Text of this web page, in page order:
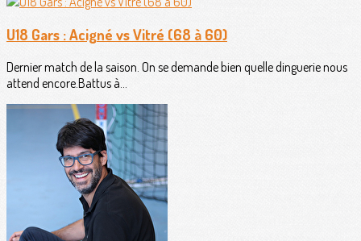
U18 Gars : Acigné vs Vitré (68 à 60)
Dernier match de la saison. On se demande bien quelle dinguerie nous
attend encore.Battus à...